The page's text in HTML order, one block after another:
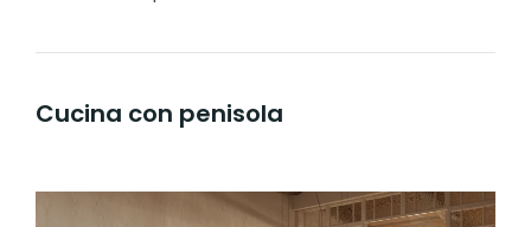
Cucina con penisola